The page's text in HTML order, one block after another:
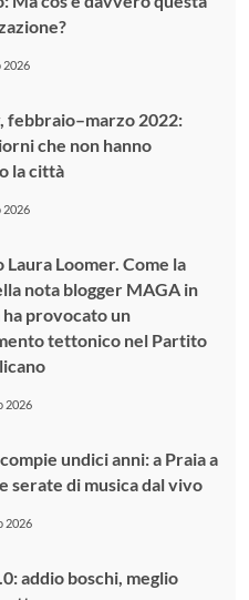
2026
febbraio–marzo 2022:
che non hanno
la città
2026
Laura Loomer. Come la
nota blogger MAGA in
provocato un
tettonico nel Partito
2026
undici anni: a Praia a
serate di musica dal vivo
2026
addio boschi, meglio